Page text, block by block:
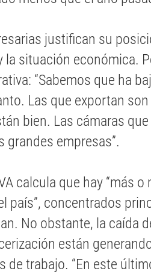
justifican su
situación económica.
“Sabemos que ha
Las que exportan
bien. Las cámaras
grandes empresas”.
calcula que hay “más
país”, concentrados
No obstante, la caída
están
de trabajo. “En este